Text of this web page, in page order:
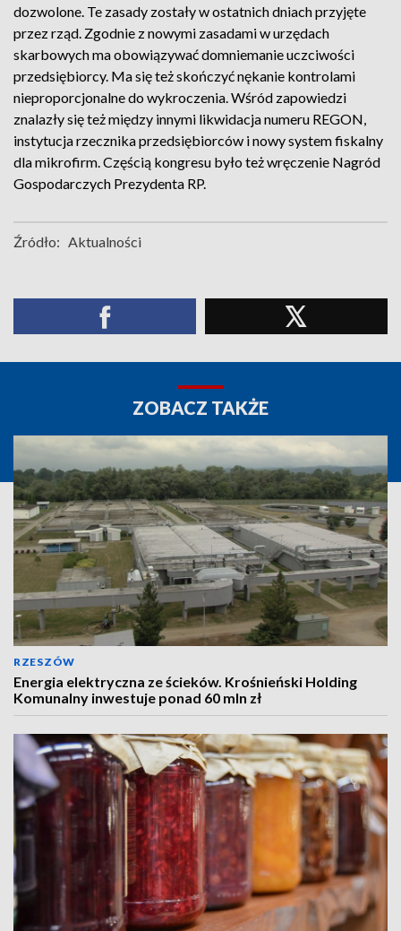
dozwolone. Te zasady zostały w ostatnich dniach przyjęte
przez rząd. Zgodnie z nowymi zasadami w urzędach
skarbowych ma obowiązywać domniemanie uczciwości
przedsiębiorcy. Ma się też skończyć nękanie kontrolami
nieproporcjonalne do wykroczenia. Wśród zapowiedzi
znalazły się też między innymi likwidacja numeru REGON,
instytucja rzecznika przedsiębiorców i nowy system fiskalny
dla mikrofirm. Częścią kongresu było też wręczenie Nagród
Gospodarczych Prezydenta RP.
Źródło: Aktualności
ZOBACZ TAKŻE
RZESZÓW
Energia elektryczna ze ścieków. Krośnieński Holding
Komunalny inwestuje ponad 60 mln zł